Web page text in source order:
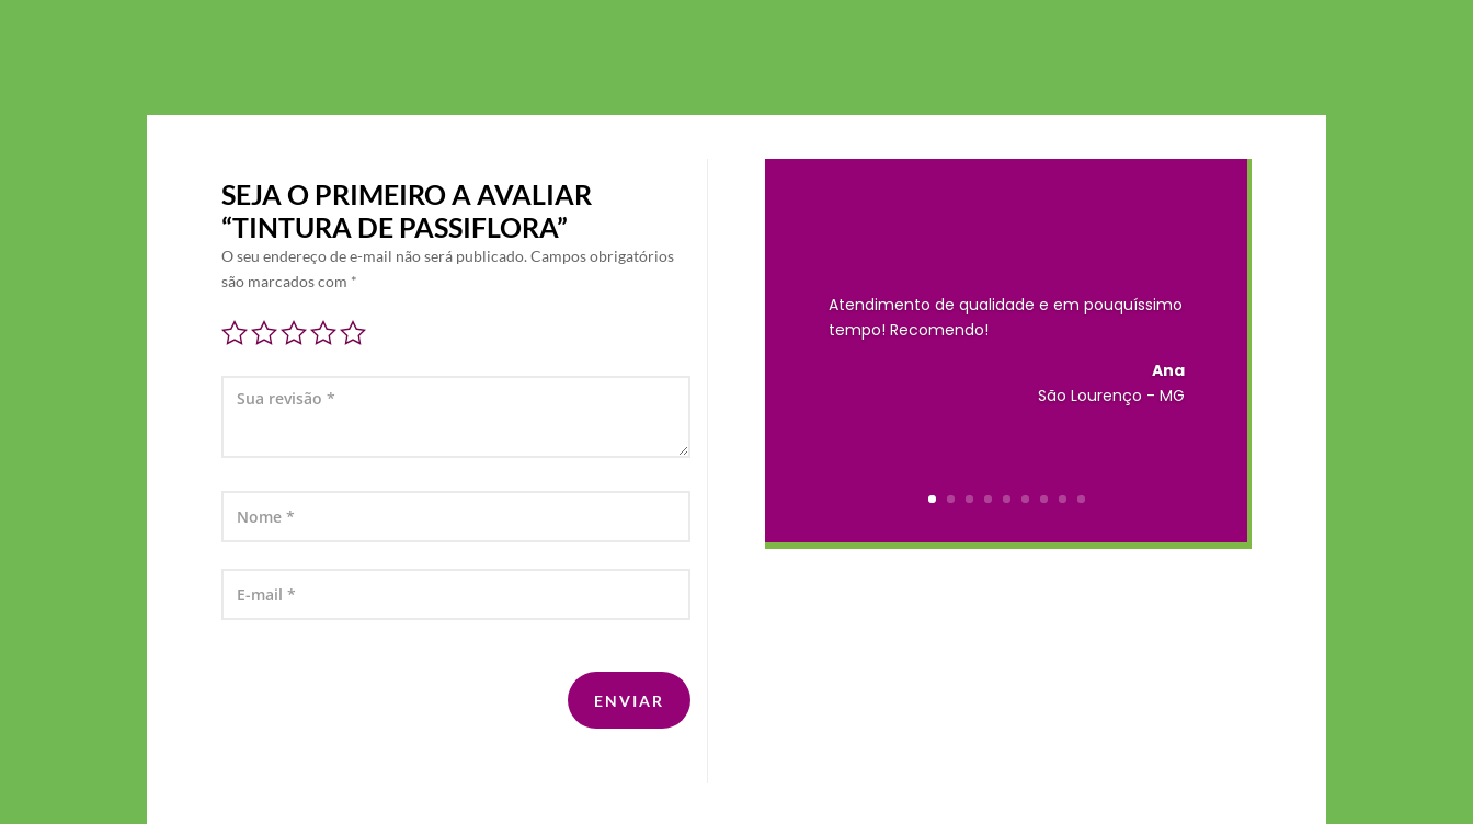
SEJA O PRIMEIRO A AVALIAR
“TINTURA DE PASSIFLORA”
O seu endereço de e-mail não será publicado. Campos obrigatórios
são marcados com *
ENVIAR
Atendimento de qualidade e em pouquíssimo
tempo! Recomendo!
Ana
São Lourenço - MG